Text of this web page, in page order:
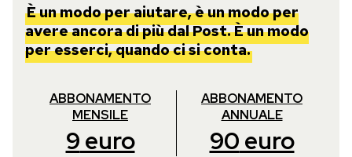
È un modo per aiutare, è un modo per
avere ancora di più dal Post. È un modo
per esserci, quando ci si conta.
ABBONAMENTO
MENSILE
9 euro
ABBONAMENTO
ANNUALE
90 euro